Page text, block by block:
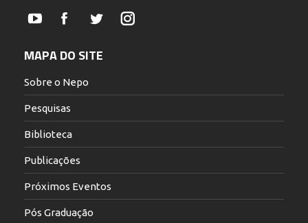
YouTubeFacebookTwitterInstagram
MAPA DO SITE
Sobre o Nepo
Pesquisas
Biblioteca
Publicações
Próximos Eventos
Pós Graduação